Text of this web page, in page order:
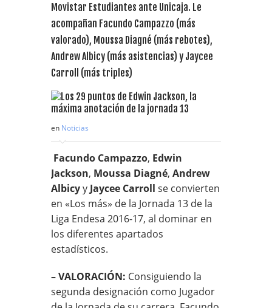
Movistar Estudiantes ante Unicaja. Le
acompañan Facundo Campazzo (más
valorado), Moussa Diagné (más rebotes),
Andrew Albicy (más asistencias) y Jaycee
Carroll (más triples)
en Noticias
Facundo Campazzo, Edwin
Jackson, Moussa Diagné, Andrew
Albicyy Jaycee Carroll se convierten
en «Los más» de la Jornada 13 de la
Liga Endesa 2016-17, al dominar en
los diferentes apartados
estadísticos.
– VALORACIÓN: Consiguiendo la
segunda designación como Jugador